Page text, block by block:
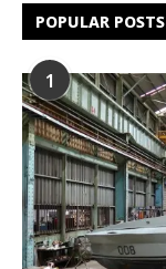
POPULAR POSTS
1